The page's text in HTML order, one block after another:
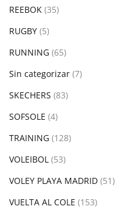
REEBOK (35)
RUGBY (5)
RUNNING (65)
Sin categorizar (7)
SKECHERS (83)
SOFSOLE (4)
TRAINING (128)
VOLEIBOL (53)
VOLEY PLAYA MADRID (51)
VUELTA AL COLE (153)